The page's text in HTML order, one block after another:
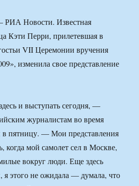
Новости. Известная
Кэти Перри, прилетевшая в
VII Церемонии вручения
изменила свое представление
и выступать сегодня, —
журналистам во время
в пятницу. — Мои представления
когда мой самолет сел в Москве,
вокруг люди. Еще здесь
я этого не ожидала — думала, что